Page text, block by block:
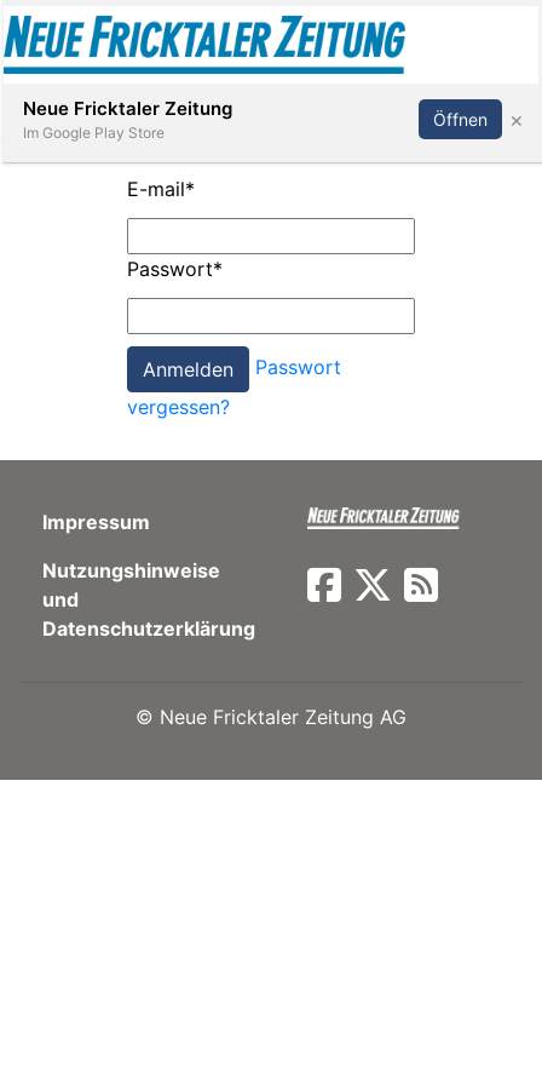
Paper
App
Abonnieren Anmelden
E-mail*
Passwort*
Passwort
vergessen?
Impressum
Nutzungshinweise
und
Datenschutzerklärung
© Neue Fricktaler Zeitung AG
Neue Fricktaler Zeitung
Im Google Play Store
Öffnen ×